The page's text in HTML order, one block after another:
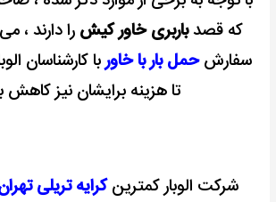
که قصدباربری خاور کیش را دارند ،
سفارشحمل بار با خاوربا کارشناسان
تا هزینه برایشان نیز کاهش
شرکت الوبار کمترین کرایه تریلی